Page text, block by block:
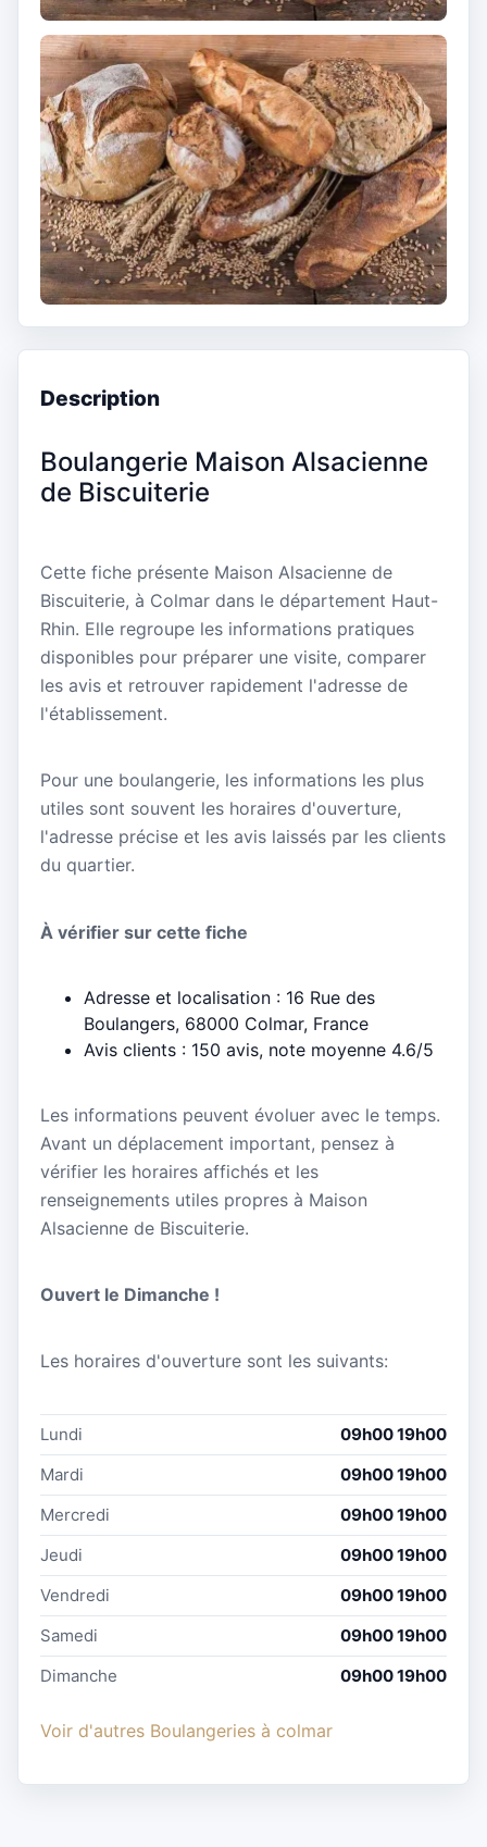
Description
Boulangerie Maison Alsacienne
de Biscuiterie
Cette fiche présente Maison Alsacienne de
Biscuiterie, à Colmar dans le département Haut-
Rhin. Elle regroupe les informations pratiques
disponibles pour préparer une visite, comparer
les avis et retrouver rapidement l'adresse de
l'établissement.
Pour une boulangerie, les informations les plus
utiles sont souvent les horaires d'ouverture,
l'adresse précise et les avis laissés par les clients
du quartier.
À vérifier sur cette fiche
Adresse et localisation : 16 Rue des
Boulangers, 68000 Colmar, France
Avis clients : 150 avis, note moyenne 4.6/5
Les informations peuvent évoluer avec le temps.
Avant un déplacement important, pensez à
vérifier les horaires affichés et les
renseignements utiles propres à Maison
Alsacienne de Biscuiterie.
Ouvert le Dimanche !
Les horaires d'ouverture sont les suivants:
Lundi
09h00 19h00
Mardi
09h00 19h00
Mercredi
09h00 19h00
Jeudi
09h00 19h00
Vendredi
09h00 19h00
Samedi
09h00 19h00
Dimanche
09h00 19h00
Voir d'autres Boulangeries à colmar